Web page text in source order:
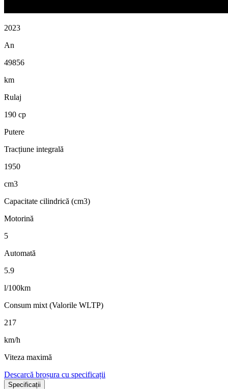
2023
An
49856
km
Rulaj
190 cp
Putere
Tracțiune integrală
1950
cm3
Capacitate cilindrică (cm3)
Motorină
5
Automată
5.9
l/100km
Consum mixt (Valorile WLTP)
217
km/h
Viteza maximă
Descarcă broșura cu specificații
Specificații